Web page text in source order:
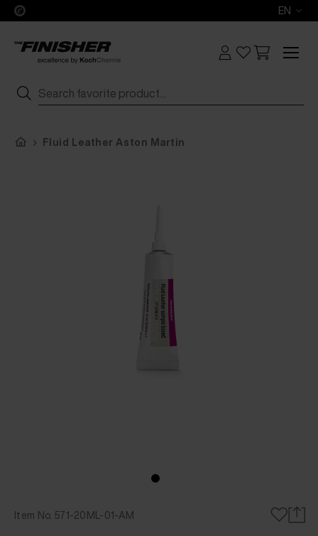
EN
Fluid Leather Aston Martin
Item No. 571-20ML-01-AM